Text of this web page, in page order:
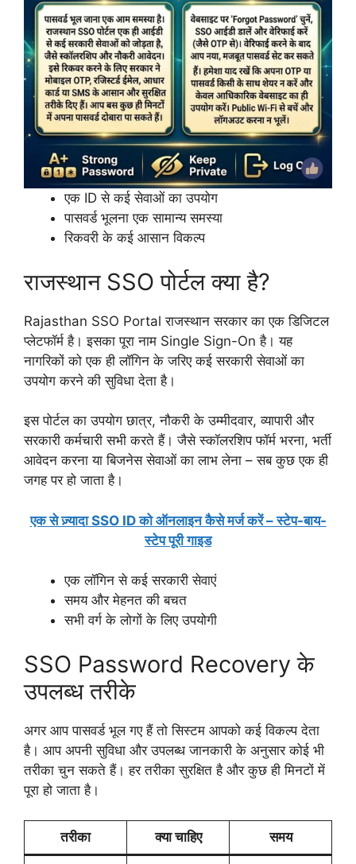
एक ID से कई सेवाओं का उपयोग
पासवर्ड भूलना एक सामान्य समस्या
रिकवरी के कई आसान विकल्प
राजस्थान SSO पोर्टल क्या है?
Rajasthan SSO Portal राजस्थान सरकार का एक डिजिटल
प्लेटफॉर्म है। इसका पूरा नाम Single Sign-On है। यह
नागरिकों को एक ही लॉगिन के जरिए कई सरकारी सेवाओं का
उपयोग करने की सुविधा देता है।
इस पोर्टल का उपयोग छात्र, नौकरी के उम्मीदवार, व्यापारी और
सरकारी कर्मचारी सभी करते हैं। जैसे स्कॉलरशिप फॉर्म भरना, भर्ती
आवेदन करना या बिजनेस सेवाओं का लाभ लेना – सब कुछ एक ही
जगह पर हो जाता है।
एक से ज़्यादा SSO ID को ऑनलाइन कैसे मर्ज करें – स्टेप-बाय-
स्टेप पूरी गाइड
एक लॉगिन से कई सरकारी सेवाएं
समय और मेहनत की बचत
सभी वर्ग के लोगों के लिए उपयोगी
SSO Password Recovery के
उपलब्ध तरीके
अगर आप पासवर्ड भूल गए हैं तो सिस्टम आपको कई विकल्प देता
है। आप अपनी सुविधा और उपलब्ध जानकारी के अनुसार कोई भी
तरीका चुन सकते हैं। हर तरीका सुरक्षित है और कुछ ही मिनटों में
पूरा हो जाता है।
तरीका क्या चाहिए समय